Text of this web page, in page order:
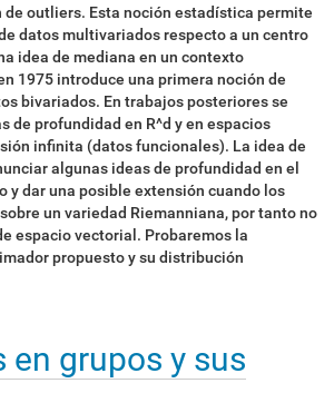
de outliers. Esta noción estadística permite
datos multivariados respecto a un centro
idea de mediana en un contexto
1975 introduce una primera noción de
bivariados. En trabajos posteriores se
de profundidad en R^d y en espacios
infinita (datos funcionales). La idea de
algunas ideas de profundidad en el
y dar una posible extensión cuando los
un variedad Riemanniana, por tanto no
espacio vectorial. Probaremos la
propuesto y su distribución
en grupos y sus